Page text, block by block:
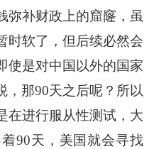
弥补财政上的窟窿，虽
时软了，但后续必然会
使是对中国以外的国家
，那90天之后呢？所以
在进行服从性测试，大
90天，美国就会寻找